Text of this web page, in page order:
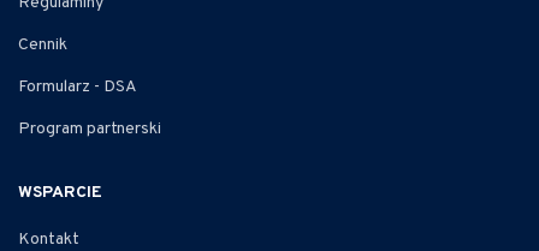
Cennik
Formularz - DSA
Program partnerski
WSPARCIE
Kontakt